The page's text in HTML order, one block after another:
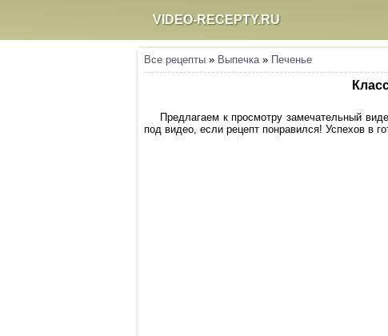
VIDEO-RECEPTY.RU
Все рецепты » Выпечка» Печенье
Предлагаем к просмотру замечательный
под видео, если рецепт понравился! Успехов в